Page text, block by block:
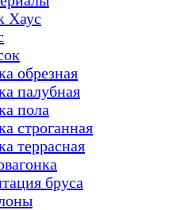
Хаус
обрезная
палубная
пола
строганная
террасная
бруса